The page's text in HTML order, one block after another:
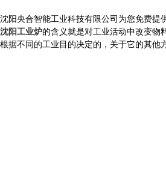
沈阳央合智能工业科技有限公司为您免费提
沈阳工业炉的含义就是对工业活动中改变物
根据不同的工业目的决定的，关于它的其他